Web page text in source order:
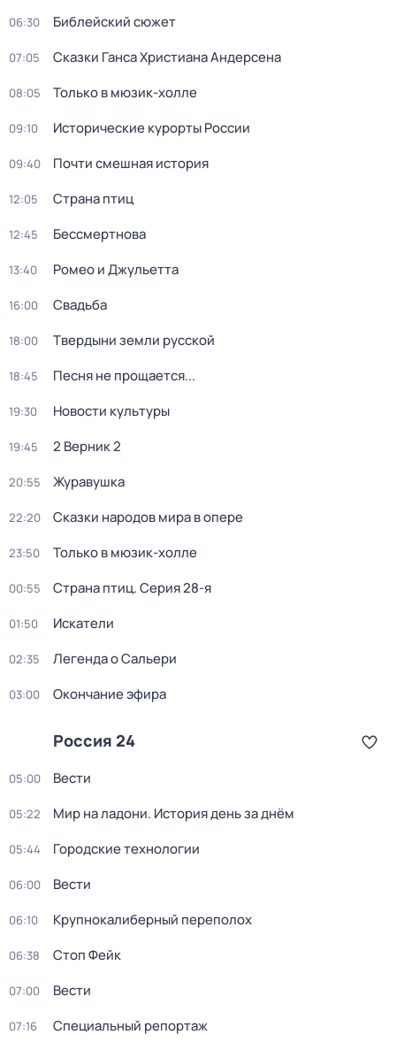
06:30 Библейский сюжет
07:05 Сказки Ганса Христиана Андерсена
08:05 Только в мюзик-холле
09:10 Исторические курорты России
09:40 Почти смешная история
12:05 Страна птиц
12:45 Бессмертнова
13:40 Ромео и Джульетта
16:00 Свадьба
18:00 Твердыни земли русской
18:45 Песня не прощается...
19:30 Новости культуры
19:45 2 Верник 2
20:55 Журавушка
22:20 Сказки народов мира в опере
23:50 Только в мюзик-холле
00:55 Страна птиц. Серия 28-я
01:50 Искатели
02:35 Легенда о Сальери
03:00 Окончание эфира
Россия 24
05:00 Вести
05:22 Мир на ладони. История день за днём
05:44 Городские технологии
06:00 Вести
06:10 Крупнокалиберный переполох
06:38 Стоп Фейк
07:00 Вести
07:16 Специальный репортаж